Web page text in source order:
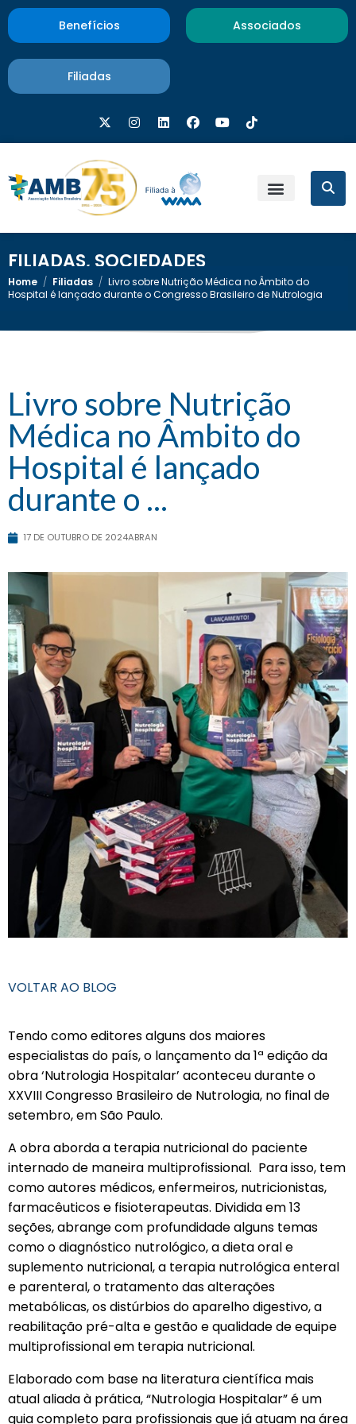
Benefícios Associados
Filiadas
FILIADAS, SOCIEDADES
Home / Filiadas / Livro sobre Nutrição Médica no Âmbito do
Hospital é lançado durante o Congresso Brasileiro de Nutrologia
Livro sobre Nutrição
Médica no Âmbito do
Hospital é lançado
durante o ...
17 DE OUTUBRO DE 2024ABRAN
VOLTAR AO BLOG
Tendo como editores alguns dos maiores
especialistas do país, o lançamento da 1ª edição da
obra ‘Nutrologia Hospitalar’ aconteceu durante o
XXVIII Congresso Brasileiro de Nutrologia, no final de
setembro, em São Paulo.
A obra aborda a terapia nutricional do paciente
internado de maneira multiprofissional. Para isso, tem
como autores médicos, enfermeiros, nutricionistas,
farmacêuticos e fisioterapeutas. Dividida em 13
seções, abrange com profundidade alguns temas
como o diagnóstico nutrológico, a dieta oral e
suplemento nutricional, a terapia nutrológica enteral
e parenteral, o tratamento das alterações
metabólicas, os distúrbios do aparelho digestivo, a
reabilitação pré-alta e gestão e qualidade de equipe
multiprofissional em terapia nutricional.
Elaborado com base na literatura científica mais
atual aliada à prática, “Nutrologia Hospitalar” é um
guia completo para profissionais que já atuam na área